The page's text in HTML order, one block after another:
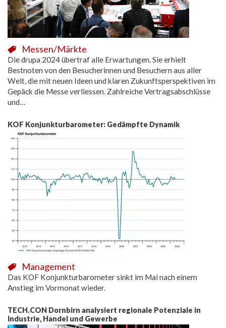
Messen/Märkte
Die drupa 2024 übertraf alle Erwartungen. Sie erhielt
Bestnoten von den Besucherinnen und Besuchern aus aller
Welt, die mit neuen Ideen und klaren Zukunftsperspektiven im
Gepäck die Messe verliessen. Zahlreiche Vertragsabschlüsse
und…
KOF Konjunkturbarometer: Gedämpfte Dynamik
Management
Das KOF Konjunkturbarometer sinkt im Mai nach einem
Anstieg im Vormonat wieder.
TECH.CON Dornbirn analysiert regionale Potenziale in
Industrie, Handel und Gewerbe